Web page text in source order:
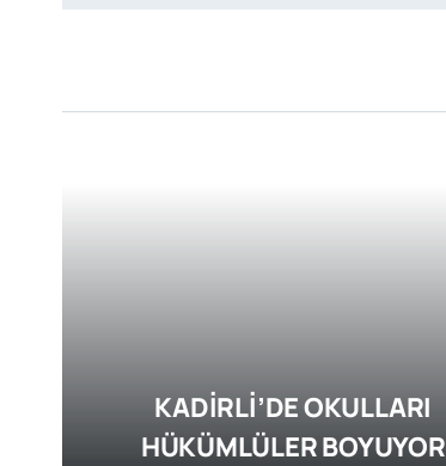
KADİRLİ’DE OKULLARI
HÜKÜMLÜLER BOYUYOR